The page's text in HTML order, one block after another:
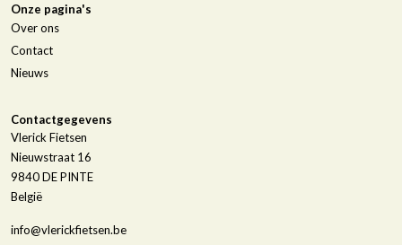
Onze pagina's
Over ons
Contact
Nieuws
Contactgegevens
Vlerick Fietsen
Nieuwstraat 16
9840DE PINTE
België
info@vlerickfietsen.be